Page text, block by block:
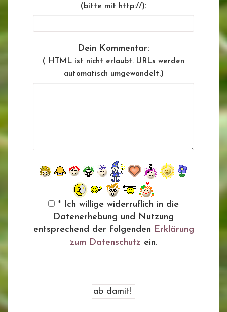
(bitte mit http://):
Dein Kommentar:
( HTML ist nicht erlaubt. URLs werden
automatisch umgewandelt.)
* Ich willige widerruflich in die
Datenerhebung und Nutzung
entsprechend der folgenden Erklärung
zum Datenschutz ein.